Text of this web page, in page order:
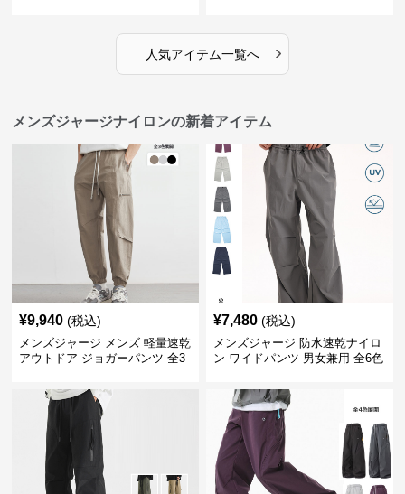
人気アイテム一覧へ ›
メンズジャージナイロンの新着アイテム
¥9,940 (税込)
メンズジャージ メンズ 軽量速乾
アウトドア ジョガーパンツ 全3
¥7,480 (税込)
メンズジャージ 防水速乾ナイロ
ン ワイドパンツ 男女兼用 全6色